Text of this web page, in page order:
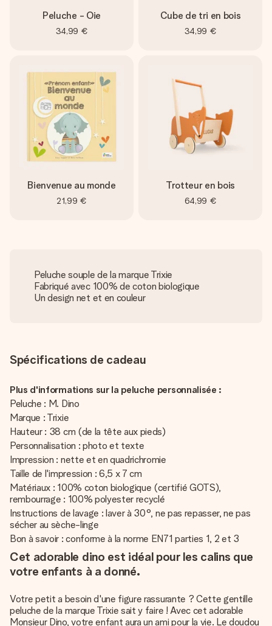
Peluche - Oie
34,99 €
Cube de tri en bois
34,99 €
Bienvenue au monde
21,99 €
Trotteur en bois
64,99 €
Peluche souple de la marque Trixie
Fabriqué avec 100% de coton biologique
Un design net et en couleur
Spécifications de cadeau
Plus d'informations sur la peluche personnalisée :
Peluche : M. Dino
Marque : Trixie
Hauteur : 38 cm (de la tête aux pieds)
Personnalisation : photo et texte
Impression : nette et en quadrichromie
Taille de l'impression : 6,5 x 7 cm
Matériaux : 100% coton biologique (certifié GOTS),
rembourrage : 100% polyester recyclé
Instructions de lavage : laver à 30°, ne pas repasser, ne pas
sécher au sèche-linge
Bon à savoir : conforme à la norme EN71 parties 1, 2 et 3
Cet adorable dino est idéal pour les calins que
votre enfants à a donné.
Votre petit a besoin d'une figure rassurante ? Cette gentille
peluche de la marque Trixie sait y faire ! Avec cet adorable
Monsieur Dino, votre enfant aura un ami pour la vie. Le doudou